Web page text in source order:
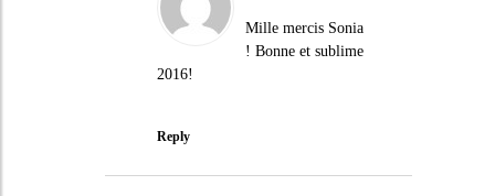
Mille mercis Sonia
! Bonne et sublime
2016!
Reply